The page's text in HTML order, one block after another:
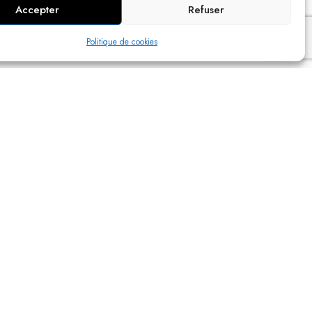
Accepter Refuser
Politique de cookies